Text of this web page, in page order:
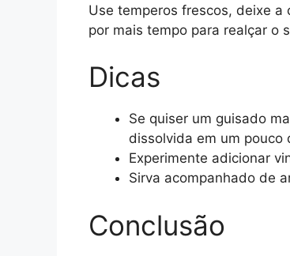
Use temperos frescos, deixe
por mais tempo para realçar o
Dicas
Se quiser um guisado
dissolvida em um pouco
Experimente adicionar
Sirva acompanhado de
Conclusão